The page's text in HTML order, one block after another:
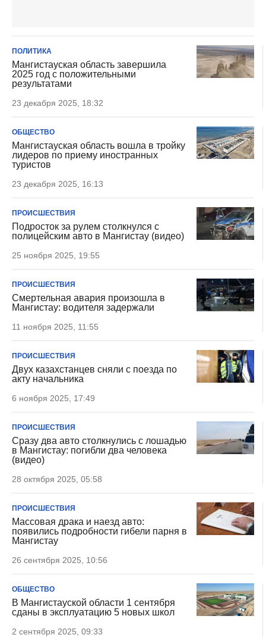
ПОЛИТИКА
Мангистауская область завершила
2025 год с положительными
результатами
23 декабря 2025, 18:32
ОБЩЕСТВО
Мангистауская область вошла в тройку
лидеров по приему иностранных
туристов
23 декабря 2025, 16:13
ПРОИСШЕСТВИЯ
Подросток за рулем столкнулся с
полицейским авто в Мангистау (видео)
25 ноября 2025, 19:55
ПРОИСШЕСТВИЯ
Смертельная авария произошла в
Мангистау: водителя задержали
11 ноября 2025, 11:55
ПРОИСШЕСТВИЯ
Двух казахстанцев сняли с поезда по
акту начальника
6 ноября 2025, 17:49
ПРОИСШЕСТВИЯ
Сразу два авто столкнулись с лошадью
в Мангистау: погибли два человека
(видео)
28 октября 2025, 05:58
ПРОИСШЕСТВИЯ
Массовая драка и наезд авто:
появились подробности гибели парня в
Мангистау
26 сентября 2025, 10:56
ОБЩЕСТВО
В Мангистауской области 1 сентября
сданы в эксплуатацию 5 новых школ
2 сентября 2025, 09:33